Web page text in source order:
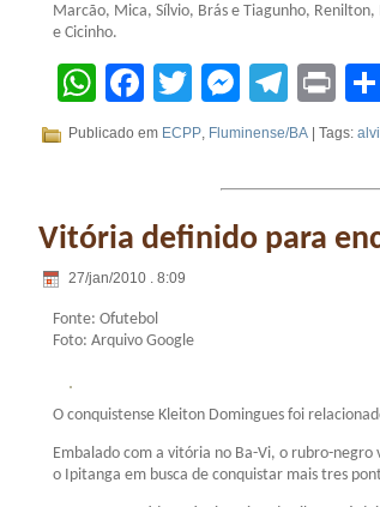
Marcão, Mica, Sílvio, Brás e Tiagunho,
e Cicinho.
WhatsApp
Facebook
Twitter
Publicado em ECPP, Fluminense/BA | Tags:
Vitória definido para
27/jan/2010 . 8:09
Fonte: Ofutebol
Foto: Arquivo Google
O conquistense Kleiton Domingues foi
Embalado com a vitória no Ba-Vi, o rubro-
o Ipitanga em busca de conquistar mais tres